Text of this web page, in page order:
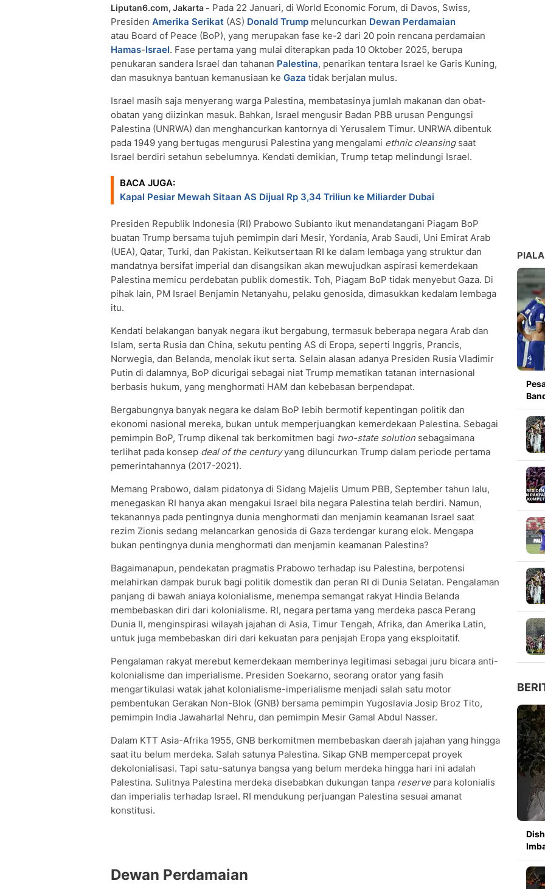
Liputan6.com, Jakarta - Pada 22 Januari, di World Economic Forum, di Davos, Swiss,
Presiden Amerika Serikat (AS) Donald Trump meluncurkan Dewan Perdamaian
atau Board of Peace (BoP), yang merupakan fase ke-2 dari 20 poin rencana perdamaian
Hamas-Israel. Fase pertama yang mulai diterapkan pada 10 Oktober 2025, berupa
penukaran sandera Israel dan tahanan Palestina, penarikan tentara Israel ke Garis Kuning,
dan masuknya bantuan kemanusiaan ke Gaza tidak berjalan mulus.
Israel masih saja menyerang warga Palestina, membatasinya jumlah makanan dan obat-
obatan yang diizinkan masuk. Bahkan, Israel mengusir Badan PBB urusan Pengungsi
Palestina (UNRWA) dan menghancurkan kantornya di Yerusalem Timur. UNRWA dibentuk
pada 1949 yang bertugas mengurusi Palestina yang mengalami ethnic cleansingsaat
Israel berdiri setahun sebelumnya. Kendati demikian, Trump tetap melindungi Israel.
BACA JUGA:
Kapal Pesiar Mewah Sitaan AS Dijual Rp 3,34 Triliun ke Miliarder Dubai
Presiden Republik Indonesia (RI) Prabowo Subianto ikut menandatangani Piagam BoP
buatan Trump bersama tujuh pemimpin dari Mesir, Yordania, Arab Saudi, Uni Emirat Arab
(UEA), Qatar, Turki, dan Pakistan. Keikutsertaan RI ke dalam lembaga yang struktur dan
mandatnya bersifat imperial dan disangsikan akan mewujudkan aspirasi kemerdekaan
Palestina memicu perdebatan publik domestik. Toh, Piagam BoP tidak menyebut Gaza. Di
pihak lain, PM Israel Benjamin Netanyahu, pelaku genosida, dimasukkan kedalam lembaga
itu.
Kendati belakangan banyak negara ikut bergabung, termasuk beberapa negara Arab dan
Islam, serta Rusia dan China, sekutu penting AS di Eropa, seperti Inggris, Prancis,
Norwegia, dan Belanda, menolak ikut serta. Selain alasan adanya Presiden Rusia Vladimir
Putin di dalamnya, BoP dicurigai sebagai niat Trump mematikan tatanan internasional
berbasis hukum, yang menghormati HAM dan kebebasan berpendapat.
Bergabungnya banyak negara ke dalam BoP lebih bermotif kepentingan politik dan
ekonomi nasional mereka, bukan untuk memperjuangkan kemerdekaan Palestina. Sebagai
pemimpin BoP, Trump dikenal tak berkomitmen bagi two-state solution sebagaimana
terlihat pada konsep deal of the centuryyang diluncurkan Trump dalam periode pertama
pemerintahannya (2017-2021).
Memang Prabowo, dalam pidatonya di Sidang Majelis Umum PBB, September tahun lalu,
menegaskan RI hanya akan mengakui Israel bila negara Palestina telah berdiri. Namun,
tekanannya pada pentingnya dunia menghormati dan menjamin keamanan Israel saat
rezim Zionis sedang melancarkan genosida di Gaza terdengar kurang elok. Mengapa
bukan pentingnya dunia menghormati dan menjamin keamanan Palestina?
Bagaimanapun, pendekatan pragmatis Prabowo terhadap isu Palestina, berpotensi
melahirkan dampak buruk bagi politik domestik dan peran RI di Dunia Selatan. Pengalaman
panjang di bawah aniaya kolonialisme, menempa semangat rakyat Hindia Belanda
membebaskan diri dari kolonialisme. RI, negara pertama yang merdeka pasca Perang
Dunia II, menginspirasi wilayah jajahan di Asia, Timur Tengah, Afrika, dan Amerika Latin,
untuk juga membebaskan diri dari kekuatan para penjajah Eropa yang eksploitatif.
Pengalaman rakyat merebut kemerdekaan memberinya legitimasi sebagai juru bicara anti-
kolonialisme dan imperialisme. Presiden Soekarno, seorang orator yang fasih
mengartikulasi watak jahat kolonialisme-imperialisme menjadi salah satu motor
pembentukan Gerakan Non-Blok (GNB) bersama pemimpin Yugoslavia Josip Broz Tito,
pemimpin India Jawaharlal Nehru, dan pemimpin Mesir Gamal Abdul Nasser.
Dalam KTT Asia-Afrika 1955, GNB berkomitmen membebaskan daerah jajahan yang hingga
saat itu belum merdeka. Salah satunya Palestina. Sikap GNB mempercepat proyek
dekolonialisasi. Tapi satu-satunya bangsa yang belum merdeka hingga hari ini adalah
Palestina. Sulitnya Palestina merdeka disebabkan dukungan tanpa reservepara kolonialis
dan imperialis terhadap Israel. RI mendukung perjuangan Palestina sesuai amanat
konstitusi.
Dewan Perdamaian